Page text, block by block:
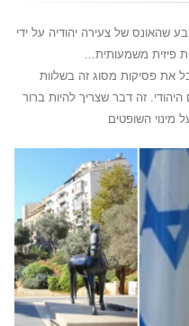
שהאונס של צעירה יהודיה על ידי
פיזית משמעותית…
את פסיקות מסוג זה בשלוות
זה דבר שצריך להיות ברור
השופטים